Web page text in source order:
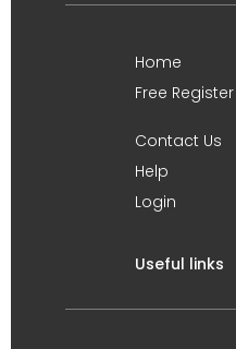
Home
Free Register
Contact Us
Help
Login
Useful links